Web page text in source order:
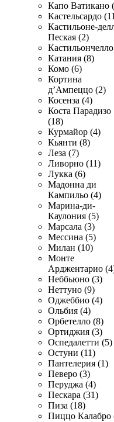
Капо Ватикано
Кастельсардо
Кастильоне-
Пеская (2)
Катания (8)
Комо (6)
Кортина
д’Ампеццо (2)
Косенза (4)
Коста Парадизо
(18)
Курмайор (4)
Кьянти (8)
Леза (7)
Ливорно (11)
Лукка (6)
Мадонна ди
Кампильо (4)
Марина-ди-
Каулония (5)
Марсала (3)
Мессина (5)
Милан (10)
Монте
Арджентарио
Неббьюно (3)
Неттуно (9)
Оджеббио (4)
Ольбия (4)
Орбетелло (8)
Ортиджия (3)
Оспедалетти (5)
Остуни (11)
Пантелерия (1)
Певеро (3)
Перуджа (4)
Пескара (31)
Пиза (18)
Пиццо Калабро